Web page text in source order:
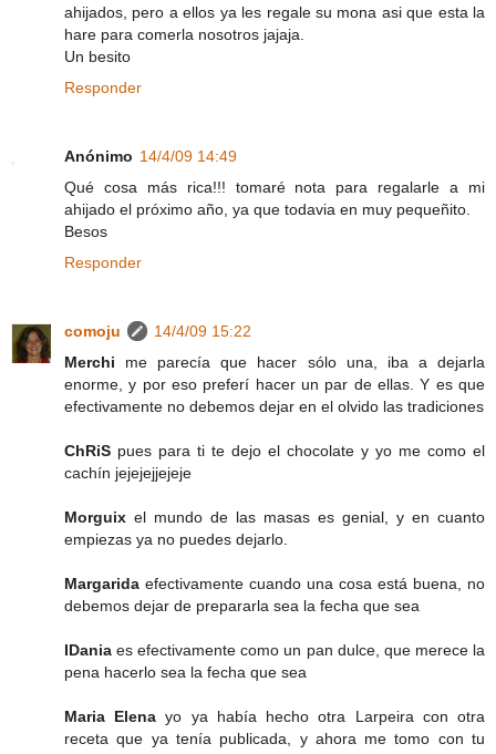
ahijados, pero a ellos ya les regale su mona asi que esta la
hare para comerla nosotros jajaja.
Un besito
Responder
Anónimo 14/4/09 14:49
Qué cosa más rica!!! tomaré nota para regalarle a mi
ahijado el próximo año, ya que todavia en muy pequeñito.
Besos
Responder
comoju
14/4/09 15:22
Merchi me parecía que hacer sólo una, iba a dejarla
enorme, y por eso preferí hacer un par de ellas. Y es que
efectivamente no debemos dejar en el olvido las tradiciones
ChRiS pues para ti te dejo el chocolate y yo me como el
cachín jejejejjejeje
Morguix el mundo de las masas es genial, y en cuanto
empiezas ya no puedes dejarlo.
Margarida efectivamente cuando una cosa está buena, no
debemos dejar de prepararla sea la fecha que sea
IDaniaes efectivamente como un pan dulce, que merece la
pena hacerlo sea la fecha que sea
Maria Elenayo ya había hecho otra Larpeira con otra
receta que ya tenía publicada, y ahora me tomo con tu